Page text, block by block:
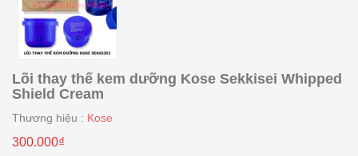
Lõi thay thế kem dưỡng Kose Sekkisei Whipped
Shield Cream
Thương hiệu : Kose
300.000₫